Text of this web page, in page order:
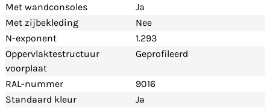
Met wandconsoles
Ja
Met zijbekleding
Nee
N-exponent
1.293
Oppervlaktestructuur
voorplaat
Geprofileerd
RAL-nummer
9016
Standaard kleur
Ja